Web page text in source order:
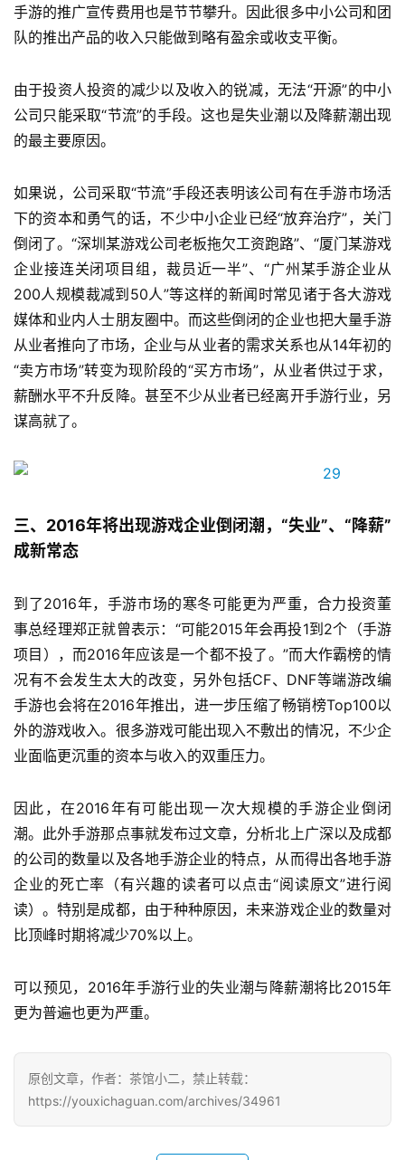
游
戏
休
闲
游
戏
2
0
2
5
第
十
三
届
金
茶
奖
月
0
日
游
茶
对
接
上
海
站
文
(
国
手游的推广宣传费用也是节节攀升。因此很多中小公司和团
队的推出产品的收入只能做到略有盈余或收支平衡。
由于投资人投资的减少以及收入的锐减，无法“开源”的中小
公司只能采取“节流”的手段。这也是失业潮以及降薪潮出现
的最主要原因。
如果说，公司采取“节流”手段还表明该公司有在手游市场活
下的资本和勇气的话，不少中小企业已经“放弃治疗”，关门
倒闭了。“深圳某游戏公司老板拖欠工资跑路”、“厦门某游戏
企业接连关闭项目组，裁员近一半”、“广州某手游企业从
200人规模裁减到50人”等这样的新闻时常见诸于各大游戏
媒体和业内人士朋友圈中。而这些倒闭的企业也把大量手游
从业者推向了市场，企业与从业者的需求关系也从14年初的
“卖方市场”转变为现阶段的“买方市场”，从业者供过于求，
薪酬水平不升反降。甚至不少从业者已经离开手游行业，另
谋高就了。
三、2016年将出现游戏企业倒闭潮，“失业”、“降薪”
成新常态
到了2016年，手游市场的寒冬可能更为严重，合力投资董
事总经理郑正就曾表示：“可能2015年会再投1到2个（手游
项目），而2016年应该是一个都不投了。”而大作霸榜的情
况有不会发生太大的改变，另外包括CF、DNF等端游改编
手游也会将在2016年推出，进一步压缩了畅销榜Top100以
外的游戏收入。很多游戏可能出现入不敷出的情况，不少企
业面临更沉重的资本与收入的双重压力。
因此，在2016年有可能出现一次大规模的手游企业倒闭
潮。此外手游那点事就发布过文章，分析北上广深以及成都
的公司的数量以及各地手游企业的特点，从而得出各地手游
企业的死亡率（有兴趣的读者可以点击“阅读原文”进行阅
读）。特别是成都，由于种种原因，未来游戏企业的数量对
比顶峰时期将减少70%以上。
可以预见，2016年手游行业的失业潮与降薪潮将比2015年
更为普遍也更为严重。
原创文章，作者：茶馆小二，禁止转载：
https://youxichaguan.com/archives/34961